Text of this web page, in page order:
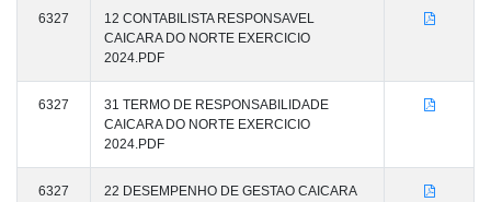
6327
12 CONTABILISTA RESPONSAVEL
CAICARA DO NORTE EXERCICIO
2024.PDF
6327
31 TERMO DE RESPONSABILIDADE
CAICARA DO NORTE EXERCICIO
2024.PDF
6327
22 DESEMPENHO DE GESTAO CAICARA